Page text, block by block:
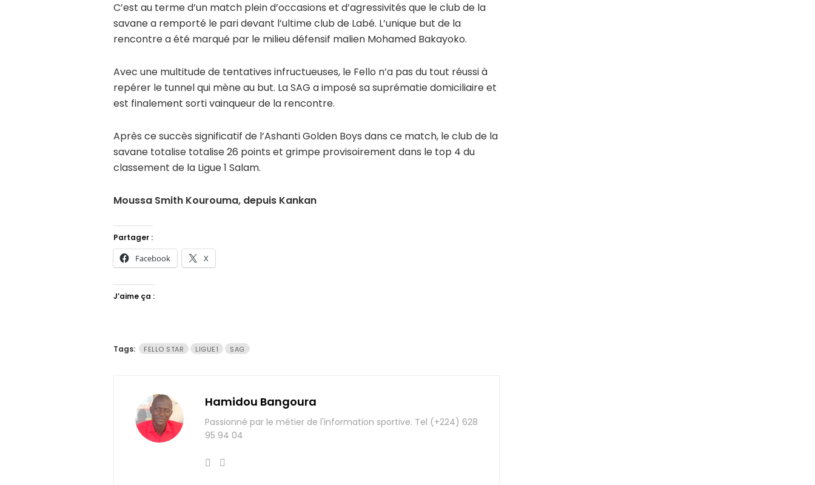
C’est au terme d’un match plein d’occasions et d’agressivités que le club de la
savane a remporté le pari devant l’ultime club de Labé. L’unique but de la
rencontre a été marqué par le milieu défensif malien Mohamed Bakayoko.
Avec une multitude de tentatives infructueuses, le Fello n’a pas du tout réussi à
repérer le tunnel qui mène au but. La SAG a imposé sa suprématie domiciliaire et
est finalement sorti vainqueur de la rencontre.
Après ce succès significatif de l’Ashanti Golden Boys dans ce match, le club de la
savane totalise totalise 26 points et grimpe provisoirement dans le top 4 du
classement de la Ligue 1 Salam.
Moussa Smith Kourouma, depuis Kankan
Partager :
Facebook X
J’aime ça :
Tags: FELLO STAR LIGUE1 SAG
Hamidou Bangoura
Passionné par le métier de l'information sportive. Tel (+224) 628
95 94 04